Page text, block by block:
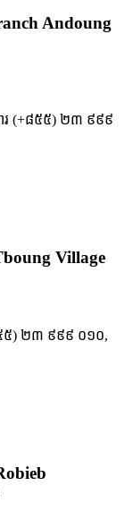
Andoung
ារ (+៨៥៥) ២៣ ៩៩៩
Village
៥៥) ២៣ ៩៩៩ ០១០,